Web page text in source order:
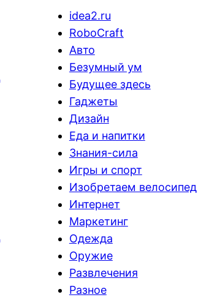
idea2.ru
RoboCraft
Авто
Безумный ум
Будущее здесь
Гаджеты
Дизайн
Еда и напитки
Знания-сила
Игры и спорт
Изобретаем велосипед
Интернет
Маркетинг
Одежда
Оружие
Развлечения
Разное